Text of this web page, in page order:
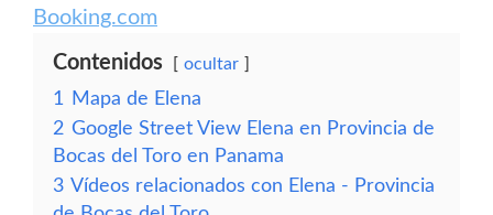
Booking.com
Contenidos ocultar
1
Mapa de Elena
2 Google Street View Elena en Provincia de
Bocas del Toro en Panama
3 Vídeos relacionados con Elena - Provincia